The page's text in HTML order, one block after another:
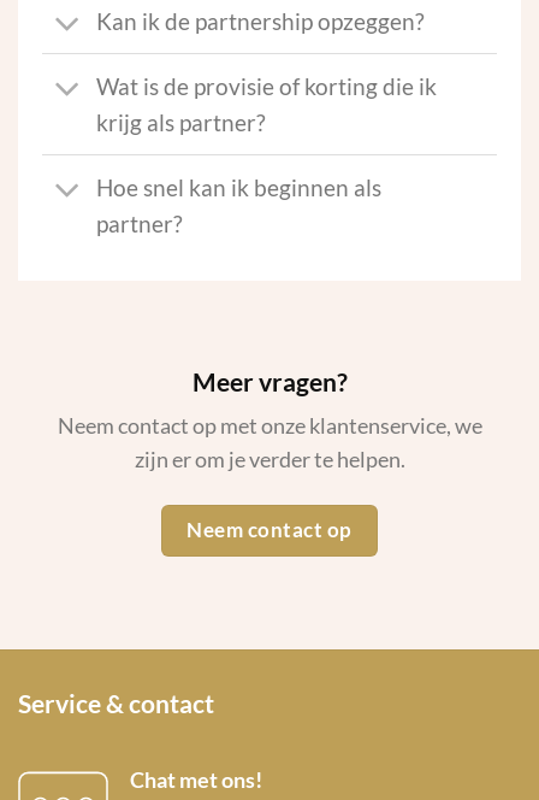
Kan ik de partnership opzeggen?
Wat is de provisie of korting die ik
krijg als partner?
Hoe snel kan ik beginnen als
partner?
Meer vragen?
Neem contact op met onze klantenservice, we
zijn er om je verder te helpen.
Neem contact op
Service & contact
Chat met ons!